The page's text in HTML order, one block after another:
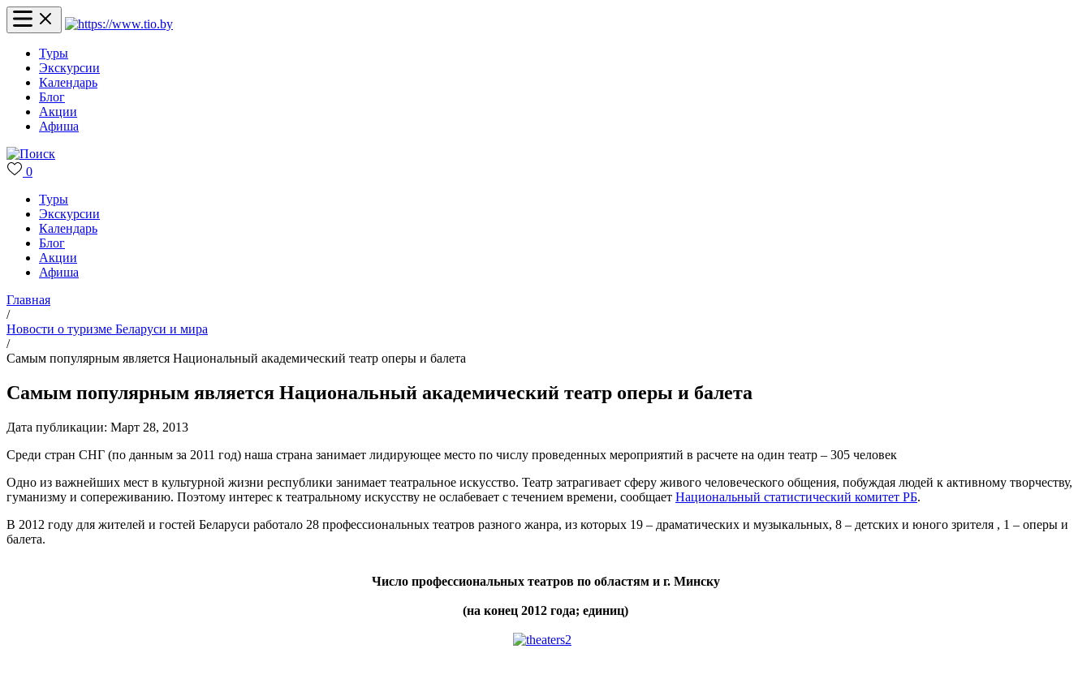
Туры
Экскурсии
Календарь
Блог
Акции
Афиша
0
Туры
Экскурсии
Календарь
Блог
Акции
Афиша
Главная
/
Новости о туризме Беларуси и мира
/
Самым популярным является Национальный академический театр оперы и балета
Самым популярным является Национальный академический театр оперы и балета
Дата публикации: Март 28, 2013
Среди стран СНГ (по данным за 2011 год) наша страна занимает лидирующее место по числу проведенных мероприятий в расчете на один театр – 305 человек
Одно из важнейших мест в культурной жизни республики занимает театральное искусство. Театр затрагивает сферу живого человеческого общения, побуждая людей к активному творчеству,
гуманизму и сопереживанию. Поэтому интерес к театральному искусству не ослабевает с течением времени, сообщает Национальный статистический комитет РБ.
В 2012 году для жителей и гостей Беларуси работало 28 профессиональных театров разного жанра, из которых 19 – драматических и музыкальных, 8 – детских и юного зрителя , 1 – оперы и
балета.
Число профессиональных театров по областям и г. Минску
(на конец 2012 года; единиц)